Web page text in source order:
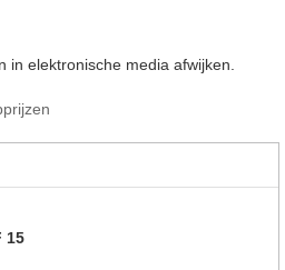
in elektronische media afwijken.
15